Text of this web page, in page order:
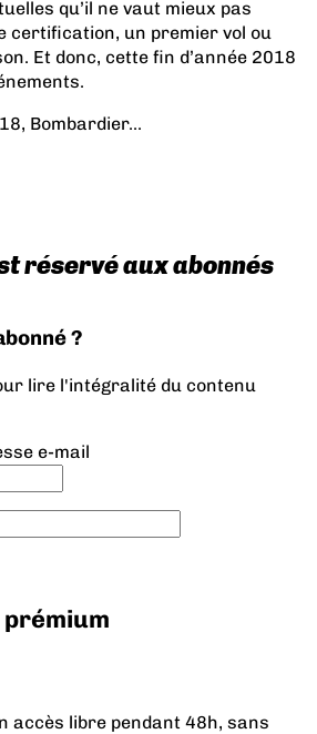
qu’il ne vaut mieux pas
certification, un premier vol ou
Et donc, cette fin d’année 2018
Bombardier...
réservé aux abonnés
?
lire l'intégralité du contenu
e-mail
accès libre pendant 48h, sans